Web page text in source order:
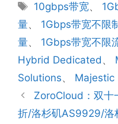
标
签
10gbps带宽、
量、 1Gbps带宽不限
量、 1Gbps带宽不限
Hybrid Dedicated 、
Solutions、 Majestic
ZoroCloud：双十
折/洛杉矶AS9929/洛